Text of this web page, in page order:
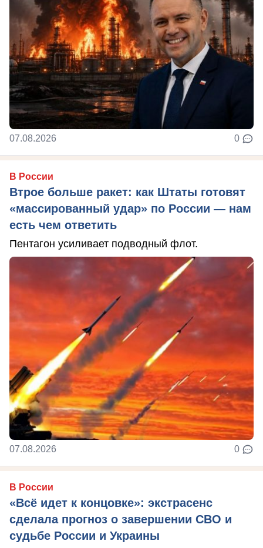
07.08.2026 0
В России
Втрое больше ракет: как Штаты готовят
«массированный удар» по России — нам
есть чем ответить
Пентагон усиливает подводный флот.
07.08.2026 0
В России
«Всё идет к концовке»: экстрасенс
сделала прогноз о завершении СВО и
судьбе России и Украины